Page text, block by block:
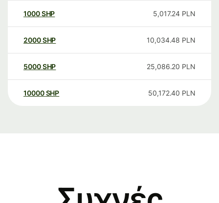
1000SHP 5,017.24 PLN
2000SHP 10,034.48 PLN
5000SHP 25,086.20 PLN
10000 SHP 50,172.40 PLN